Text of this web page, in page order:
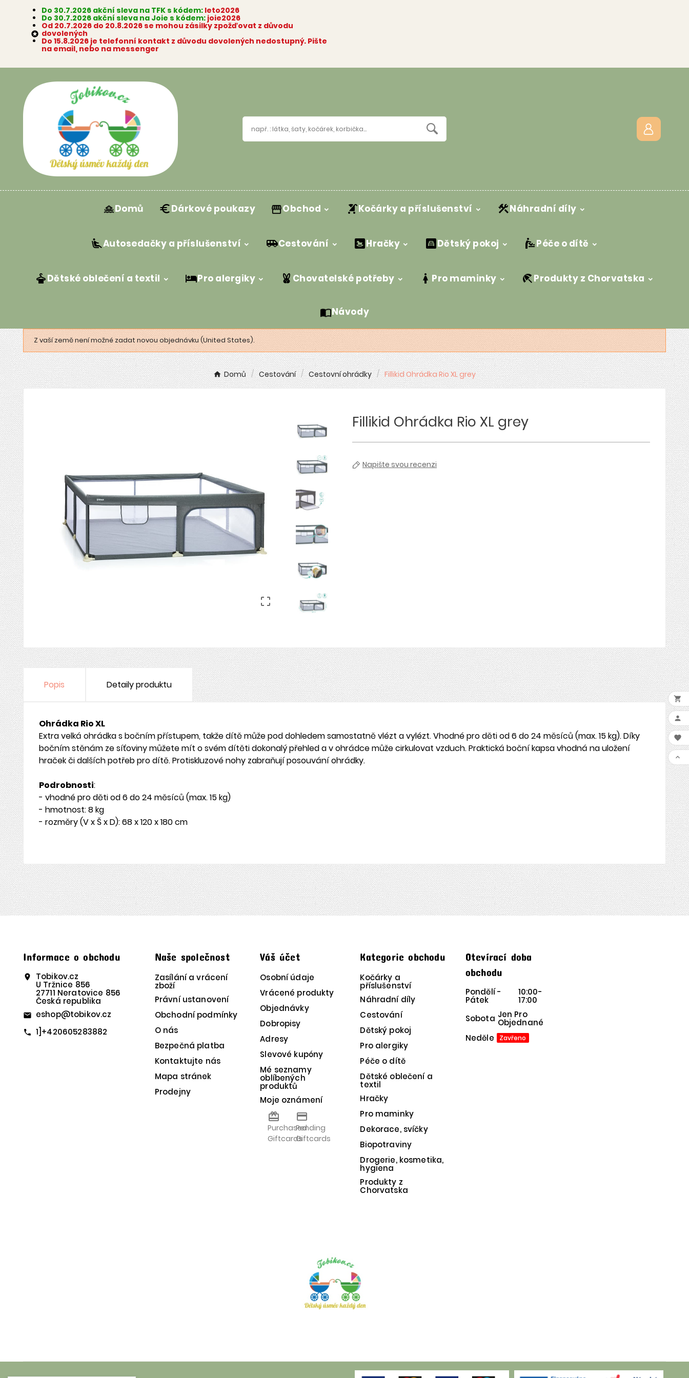

Do 30.7.2026 akční sleva na TFK s kódem: leto2026
Do 30.7.2026 akční sleva na Joie s kódem: joie2026
Od 20.7.2026 do 20.8.2026 se mohou zásilky zpožďovat z důvodu
dovolených
Do 15.8.2026 je telefonní kontakt z důvodu dovolených nedostupný. Pište
na email, nebo na messenger
Domů Dárkové poukazy Obchod Kočárky a příslušenství Náhradní díly
Autosedačky a příslušenství Cestování Hračky Dětský pokoj Péče o dítě
Dětské oblečení a textil Pro alergiky Chovatelské potřeby Pro maminky Produkty z Chorvatska
Návody
Z vaší země není možné zadat novou objednávku (United States).
Domů Cestování Cestovní ohrádky Fillikid Ohrádka Rio XL grey

Fillikid Ohrádka Rio XL grey
Napište svou recenzi
Popis Detaily produktu
Ohrádka Rio XL
Extra velká ohrádka s bočním přístupem, takžedítě může pod dohledem samostatně vlézt a vylézt.Vhodné pro děti od 6 do 24 měsíců (max. 15 kg). Díky
bočním stěnám ze síťoviny můžete mít o svém dítěti dokonalý přehled a v ohrádce může cirkulovat vzduch. Praktická boční kapsa vhodná na uložení
hraček či dalších potřeb pro dítě. Protiskluzové nohy zabraňují posouvání ohrádky.
Podrobnosti:
- vhodné pro děti od 6 do 24 měsíců (max. 15 kg)
- hmotnost: 8 kg
- rozměry (V x Š x D): 68 x 120 x 180 cm
Informace o obchodu
location_on Tobikov.cz
U Tržnice 856
27711 Neratovice 856
Česká republika
email eshop@tobikov.cz
call 1]+420605283882
Naše společnost
Zasílání a vrácení
zboží
Právní ustanovení
Obchodní podmínky
O nás
Bezpečná platba
Kontaktujte nás
Mapa stránek
Prodejny
Váš účet
Osobní údaje
Vrácené produkty
Objednávky
Dobropisy
Adresy
Slevové kupóny
Mé seznamy
oblíbených
produktů
Moje oznámení
card_giftcard
Purchased
Giftcards
credit_card
Pending
Giftcards
Kategorie obchodu
Kočárky a
příslušenství
Náhradní díly
Cestování
Dětský pokoj
Pro alergiky
Péče o dítě
Dětské oblečení a
textil
Hračky
Pro maminky
Dekorace, svíčky
Biopotraviny
Drogerie, kosmetika,
hygiena
Produkty z
Chorvatska
Otevírací doba
obchodu
Pondělí -
Pátek
10:00-
17:00
Sobota Jen Pro
Objednané
Neděle
Zavřeno



